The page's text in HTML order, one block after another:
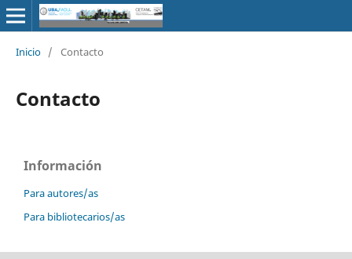
Inicio / Contacto
Contacto
Información
Para autores/as
Para bibliotecarios/as